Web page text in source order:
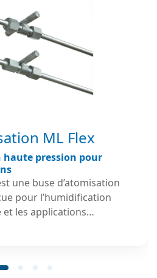
ML Flex
haute pression pour
une buse d’atomisation
pour l’humidification
les applications
dans les
et évolutive selon les